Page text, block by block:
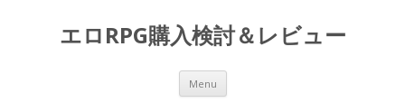
エロRPG購入検討＆レビュー
Menu Skip to content